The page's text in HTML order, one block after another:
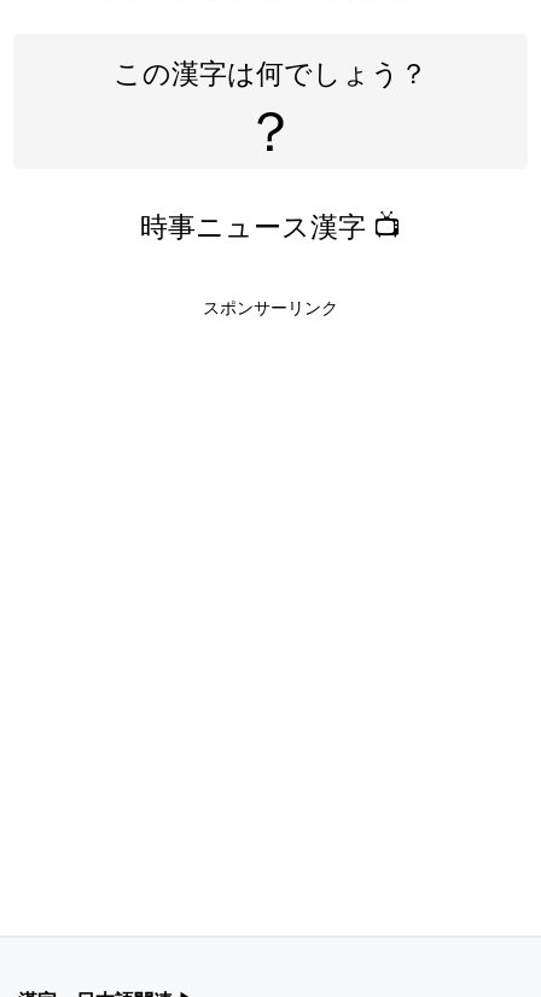
この漢字は何でしょう？
？
時事ニュース漢字 📺
スポンサーリンク